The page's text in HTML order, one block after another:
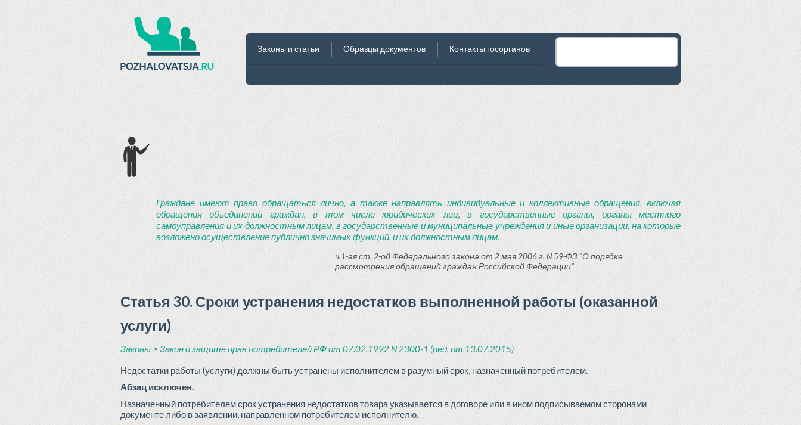
Законы и статьи Образцы документов Контакты госорганов
Граждане имеют право обращаться лично, а также направлять индивидуальные и коллективные обращения, включая
обращения объединений граждан, в том числе юридических лиц, в государственные органы, органы местного
самоуправления и их должностным лицам, в государственные и муниципальные учреждения и иные организации, на которые
возложено осуществление публично значимых функций, и их должностным лицам.
ч.1-ая ст. 2-ой Федерального закона от 2 мая 2006 г. N 59-ФЗ "О порядке
рассмотрения обращений граждан Российской Федерации"
Статья 30. Сроки устранения недостатков выполненной работы (оказанной
услуги)
Законы > Закон о защите прав потребителей РФ от 07.02.1992 N 2300-1 (ред. от 13.07.2015)
Недостатки работы (услуги) должны быть устранены исполнителем в разумный срок, назначенный потребителем.
Абзац исключен.
Назначенный потребителем срок устранения недостатков товара указывается в договоре или в ином подписываемом сторонами
документе либо в заявлении, направленном потребителем исполнителю.